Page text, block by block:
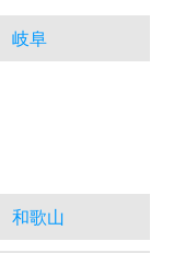
岐阜
和歌山